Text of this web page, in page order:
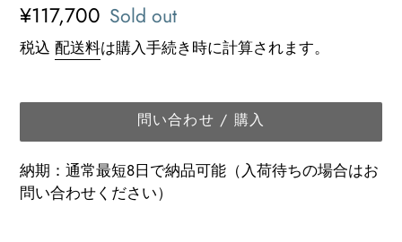
通
常
格
¥117,700 Sold out
税込 配送料は購入手続き時に計算されます。
問い合わせ / 購入
納期：通常最短8日で納品可能（入荷待ちの場合はお
問い合わせください）